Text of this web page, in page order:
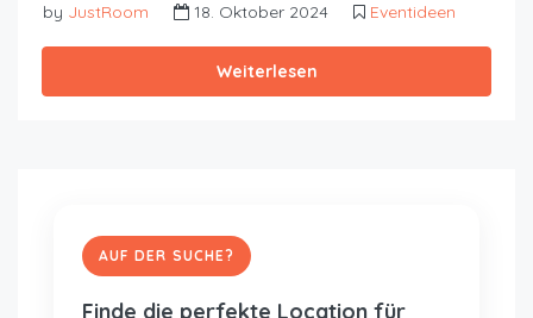
by JustRoom 18. Oktober 2024 Eventideen
Weiterlesen
AUF DER SUCHE?
Finde die perfekte Location für